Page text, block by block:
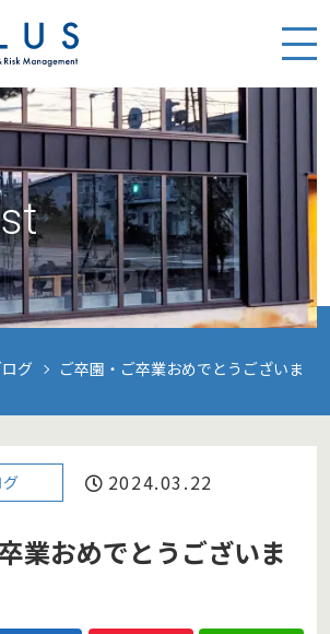
グ
ご卒園・ご卒業おめでとうございま
2024.03.22
業おめでとうございま